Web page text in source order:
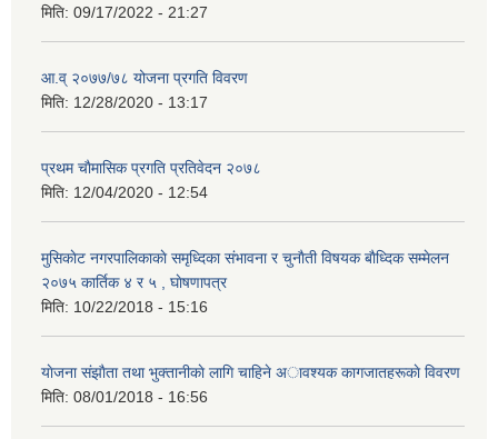
मिति: 09/17/2022 - 21:27
आ.व् २०७७/७८ योजना प्रगति विवरण
मिति: 12/28/2020 - 13:17
प्रथम चाैमासिक प्रगति प्रतिवेदन २०७८
मिति: 12/04/2020 - 12:54
मुसिकाेट नगरपालिकाकाे समृध्दिका संभावना र चुनाैती विषयक बाैध्दिक सम्मेलन
२०७५ कार्तिक ४ र ५ , घाेषणापत्र
मिति: 10/22/2018 - 15:16
याेजना संझाैता तथा भुक्तानीकाे लागि चाहिने अावश्यक कागजातहरूकाे विवरण
मिति: 08/01/2018 - 16:56